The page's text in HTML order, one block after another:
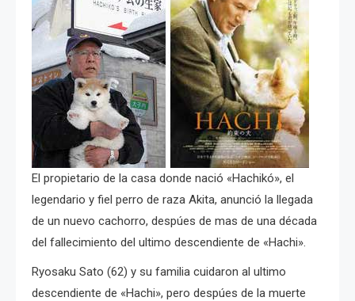
El propietario de la casa donde nació «Hachikó», el
legendario y fiel perro de raza Akita, anunció la llegada
de un nuevo cachorro, despúes de mas de una década
del fallecimiento del ultimo descendiente de «Hachi».
Ryosaku Sato (62) y su familia cuidaron al ultimo
descendiente de «Hachi», pero despúes de la muerte